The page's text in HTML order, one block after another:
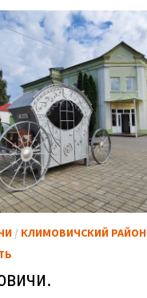
/ КЛИМОВИЧСКИЙ РАЙОН